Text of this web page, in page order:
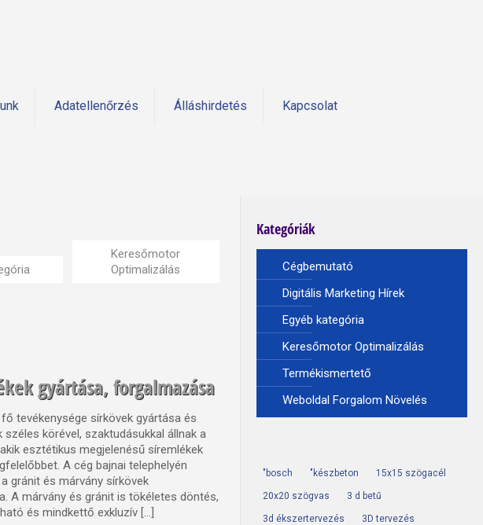
Adatellenőrzés Álláshirdetés Kapcsolat
Keresőmotor
Optimalizálás
gyártása, forgalmazása
tevékenysége sírkövek gyártása és
körével, szaktudásukkal állnak a
esztétikus megjelenésű síremlékek
A cég bajnai telephelyén
gránit és márvány sírkövek
A márvány és gránit is tökéletes döntés,
és mindkettő exkluzív […]
Kategóriák
Cégbemutató
Digitális Marketing Hírek
Egyéb kategória
Keresőmotor Optimalizálás
Termékismertető
Weboldal Forgalom Növelés
"bosch "készbeton 15x15 szögacél
20x20 szögvas 3 d betű
3d ékszertervezés 3D tervezés